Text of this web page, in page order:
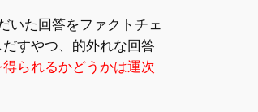
いた回答をファクトチェ
すやつ、的外れな回答
られるかどうかは運次